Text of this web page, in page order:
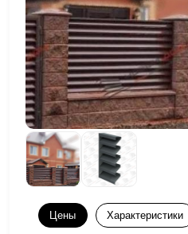
Цены Характеристики